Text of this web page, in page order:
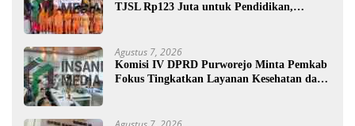
TJSL Rp123 Juta untuk Pendidikan,
Agustus 7, 2026
Komisi IV DPRD Purworejo Minta Pemkab
Fokus Tingkatkan Layanan Kesehatan dan